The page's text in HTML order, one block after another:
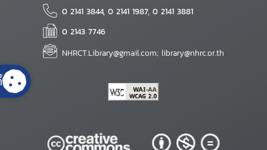
0 2141 3844, 0 2141 1987, 0 2141 3881
0 2143 7746
NHRCT.Library@gmail.com; library@nhrc.or.th